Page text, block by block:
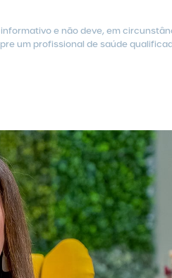
e não deve, em
um profissional de saúde